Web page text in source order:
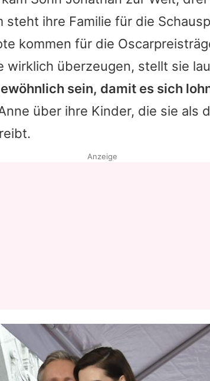
steht ihre Familie für die
kommen für die
wirklich überzeugen, stellt sie
sein, damit es sich
über ihre Kinder, die sie als
Anzeige